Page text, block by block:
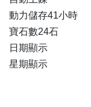
動力儲存41小時
寶石數24石
日期顯示
星期顯示